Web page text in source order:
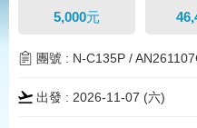
5,000元
團號 : N-C135P /
出發 : 2026-11-07 (六)